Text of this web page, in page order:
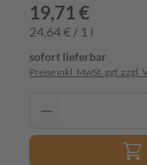
19,71 €
24,64 € / 1 l
sofort lieferbar
Preise inkl. MwSt. ggf. zzgl.